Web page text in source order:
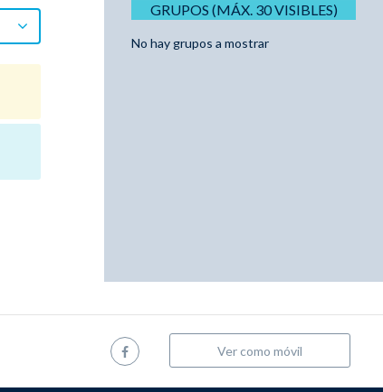
GRUPOS (MÁX. 30 VISIBLES)
No hay grupos a mostrar